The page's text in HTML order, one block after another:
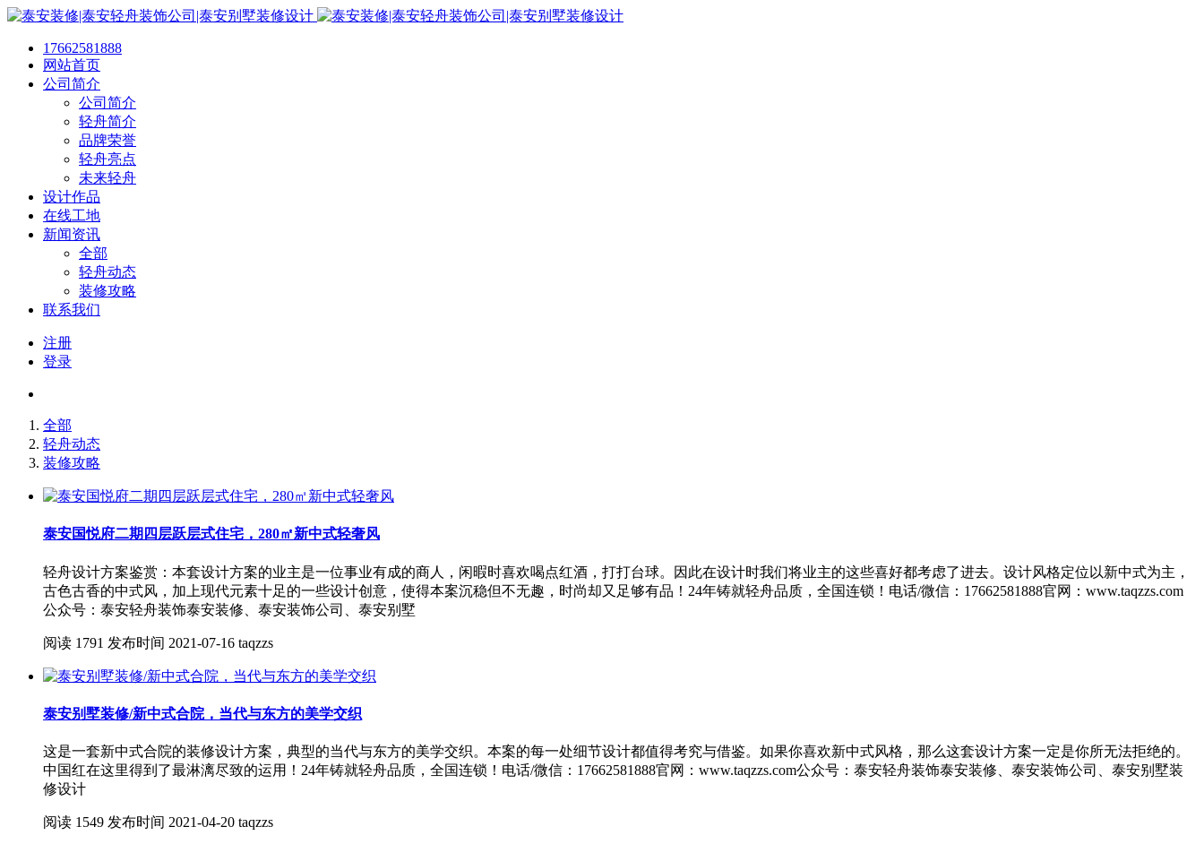
17662581888
网站首页
公司简介
公司简介
轻舟简介
品牌荣誉
轻舟亮点
未来轻舟
设计作品
在线工地
新闻资讯
全部
轻舟动态
装修攻略
联系我们
注册
登录
全部
轻舟动态
装修攻略
泰安国悦府二期四层跃层式住宅，280㎡新中式轻奢风
轻舟设计方案鉴赏：本套设计方案的业主是一位事业有成的商人，闲暇时喜欢喝点红酒，打打台球。因此在设计时我们将业主的这些喜好都考虑了进去。设计风格定位以新中式为主，
古色古香的中式风，加上现代元素十足的一些设计创意，使得本案沉稳但不无趣，时尚却又足够有品！24年铸就轻舟品质，全国连锁！电话/微信：17662581888官网：www.taqzzs.com
公众号：泰安轻舟装饰泰安装修、泰安装饰公司、泰安别墅
阅读 1791 发布时间 2021-07-16 taqzzs
泰安别墅装修/新中式合院，当代与东方的美学交织
这是一套新中式合院的装修设计方案，典型的当代与东方的美学交织。本案的每一处细节设计都值得考究与借鉴。如果你喜欢新中式风格，那么这套设计方案一定是你所无法拒绝的。
中国红在这里得到了最淋漓尽致的运用！24年铸就轻舟品质，全国连锁！电话/微信：17662581888官网：www.taqzzs.com公众号：泰安轻舟装饰泰安装修、泰安装饰公司、泰安别墅装
修设计
阅读 1549 发布时间 2021-04-20 taqzzs